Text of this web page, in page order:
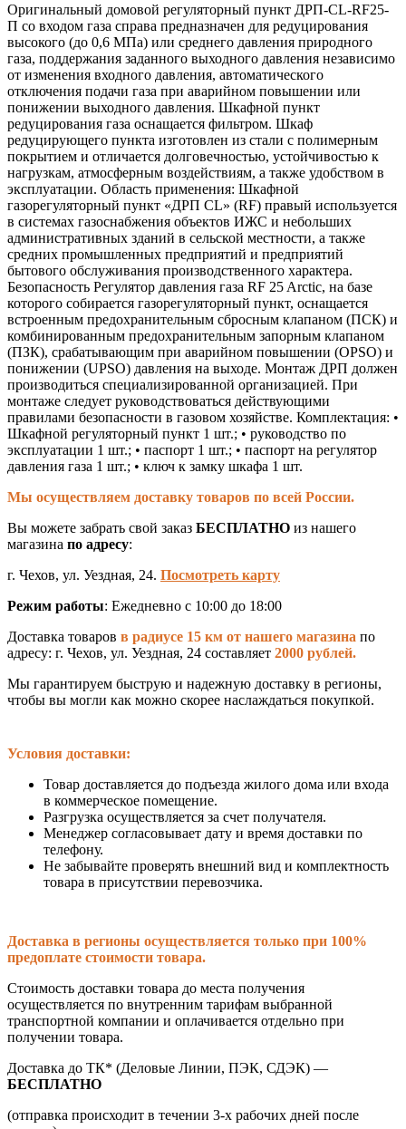
Оригинальный домовой регуляторный пункт ДРП-СL-RF25-
П со входом газа справа предназначен для редуцирования
высокого (до 0,6 МПа) или среднего давления природного
газа, поддержания заданного выходного давления независимо
от изменения входного давления, автоматического
отключения подачи газа при аварийном повышении или
понижении выходного давления. Шкафной пункт
редуцирования газа оснащается фильтром. Шкаф
редуцирующего пункта изготовлен из стали с полимерным
покрытием и отличается долговечностью, устойчивостью к
нагрузкам, атмосферным воздействиям, а также удобством в
эксплуатации. Область применения: Шкафной
газорегуляторный пункт «ДРП CL» (RF) правый используется
в системах газоснабжения объектов ИЖС и небольших
административных зданий в сельской местности, а также
средних промышленных предприятий и предприятий
бытового обслуживания производственного характера.
Безопасность Регулятор давления газа RF 25 Arctic, на базе
которого собирается газорегуляторный пункт, оснащается
встроенным предохранительным сбросным клапаном (ПСК) и
комбинированным предохранительным запорным клапаном
(ПЗК), срабатывающим при аварийном повышении (OPSO) и
понижении (UPSO) давления на выходе. Монтаж ДРП должен
производиться специализированной организацией. При
монтаже следует руководствоваться действующими
правилами безопасности в газовом хозяйстве. Комплектация: •
Шкафной регуляторный пункт 1 шт.; • руководство по
эксплуатации 1 шт.; • паспорт 1 шт.; • паспорт на регулятор
давления газа 1 шт.; • ключ к замку шкафа 1 шт.
Мы осуществляем доставку товаров по всей России.
Вы можете забрать свой заказ БЕСПЛАТНО из нашего
магазина по адресу:
г. Чехов, ул. Уездная, 24. Посмотреть карту
Режим работы: Ежедневно с 10:00 до 18:00
Доставка товаров в радиусе 15 км от нашего магазина по
адресу: г. Чехов, ул. Уездная, 24 составляет 2000 рублей.
Мы гарантируем быструю и надежную доставку в регионы,
чтобы вы могли как можно скорее наслаждаться покупкой.
Условия доставки:
Товар доставляется до подъезда жилого дома или входа
в коммерческое помещение.
Разгрузка осуществляется за счет получателя.
Менеджер согласовывает дату и время доставки по
телефону.
Не забывайте проверять внешний вид и комплектность
товара в присутствии перевозчика.
Доставка в регионы осуществляется только при 100%
предоплате стоимости товара.
Стоимость доставки товара до места получения
осуществляется по внутренним тарифам выбранной
транспортной компании и оплачивается отдельно при
получении товара.
Доставка до ТК* (Деловые Линии, ПЭК, СДЭК) —
БЕСПЛАТНО
(отправка происходит в течении 3-х рабочих дней после